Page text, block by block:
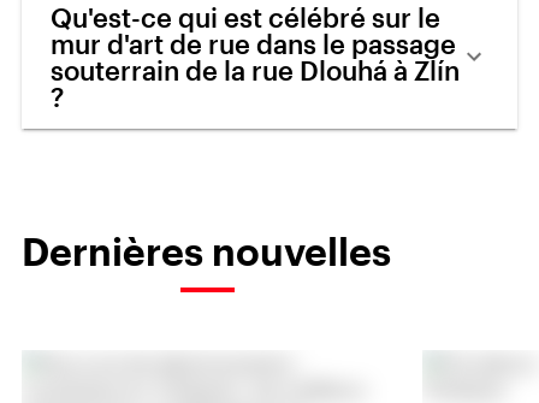
Qu'est-ce qui est célébré sur le
mur d'art de rue dans le passage
souterrain de la rue Dlouhá à Zlín
?
Dernières nouvelles